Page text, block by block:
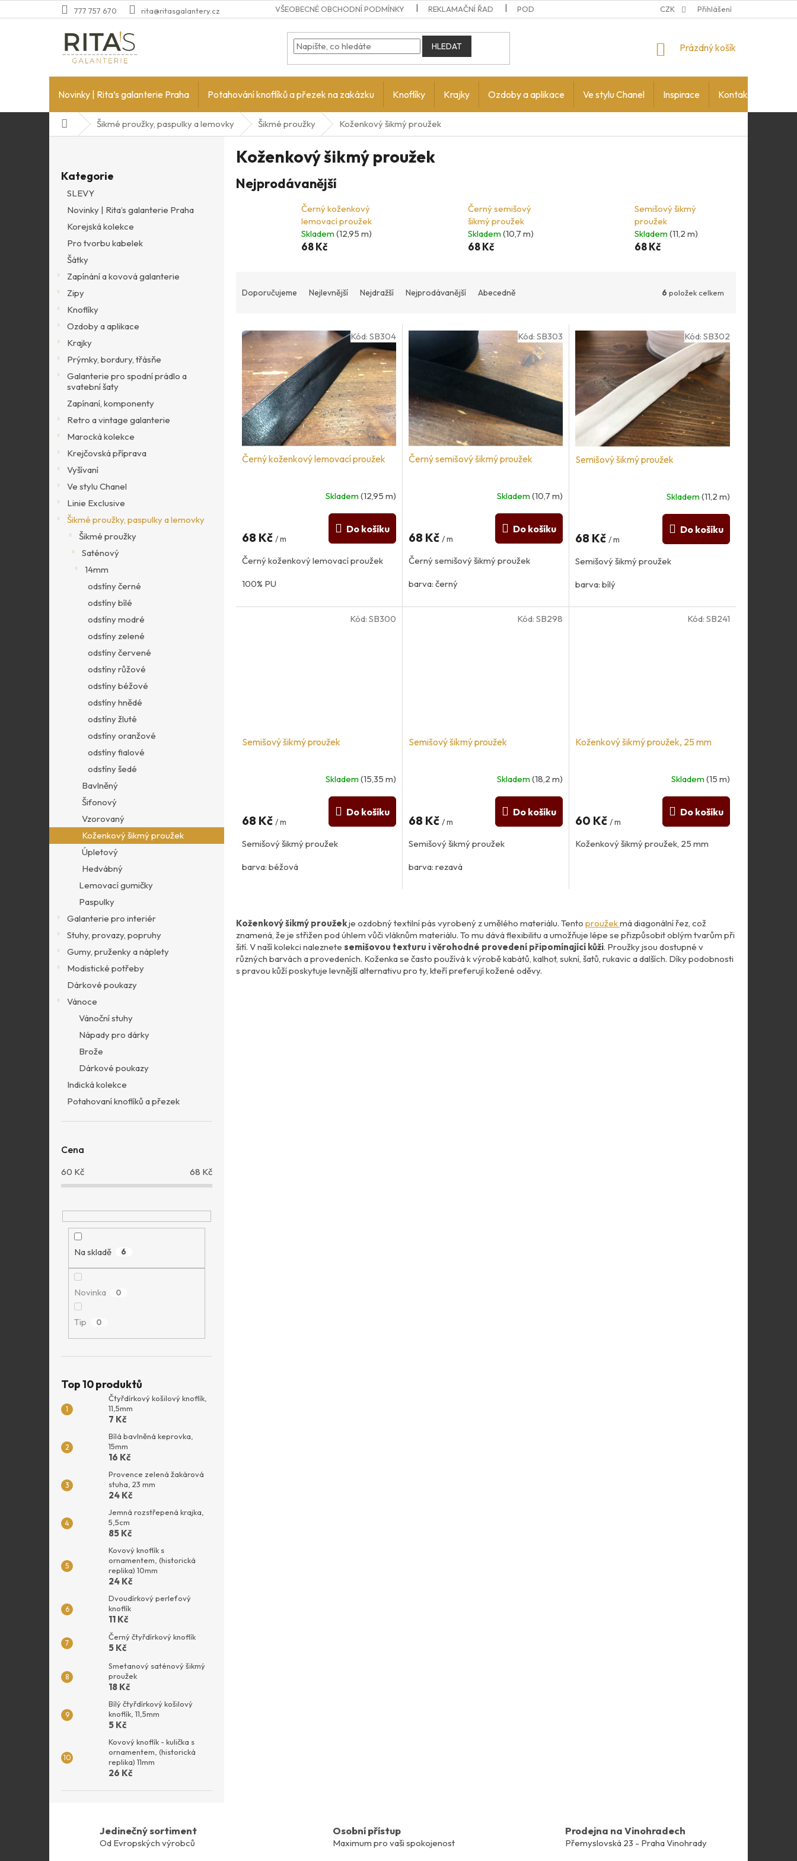
na
777 757 670 rita@ritasgalantery.cz VŠEOBECNÉ OBCHODNÍ PODMÍNKY REKLAMAČNÍ ŘAD PODMÍNKY OCHRANY OSOBNÍCH ÚDAJŮCZK Přihlášení
HLEDAT
NÁKUPNÍ
Prázdný košík
Novinky | Rita’s galanterie Praha Potahování knoflíků a přezek na zakázku Knoflíky Krajky Ozdoby a aplikace Ve stylu Chanel Inspirace Kontakty
DomůŠikmé proužky, paspulky a lemovky Šikmé proužky Koženkový šikmý proužek
kategorie
Kategorie
SLEVY
Novinky | Rita’s galanterie Praha
Korejská kolekce
Pro tvorbu kabelek
Šátky
Zapínání a kovová galanterie
Zipy
Knoflíky
Ozdoby a aplikace
Krajky
Prýmky, bordury, třásňe
Galanterie pro spodní prádlo a
svatební šaty
Zapínaní, komponenty
Retro a vintage galanterie
Marocká kolekce
Krejčovská příprava
Vyšívaní
Ve stylu Chanel
Linie Exclusive
Šikmé proužky, paspulky a lemovky
Šikmé proužky
Saténový
14mm
odstíny černé
odstíny bílé
odstíny modré
odstíny zelené
odstíny červené
odstíny růžové
odstíny béžové
odstíny hnědé
odstíny žluté
odstíny oranžové
odstíny fialové
odstíny šedé
Bavlněný
Šifonový
Vzorovaný
Koženkový šikmý proužek
Úpletový
Hedvábný
Lemovací gumičky
Paspulky
Galanterie pro interiér
Stuhy, provazy, popruhy
Gumy, pruženky a náplety
Modistické potřeby
Dárkové poukazy
Vánoce
Vánoční stuhy
Nápady pro dárky
Brože
Dárkové poukazy
Indická kolekce
Potahovaní knoflíků a přezek
Cena
60 Kč 68 Kč
Na skladě 6
Novinka 0
Tip 0
Top 10 produktů
Čtyřdírkový košilový knoflík,
11,5mm
7 Kč
Bílá bavlněná keprovka,
15mm
16 Kč
Provence zelená žakárová
stuha, 23 mm
24 Kč
Jemná rozstřepená krajka,
5,5cm
85 Kč
Kovový knoflík s
ornamentem, (historická
replika) 10mm
24 Kč
Dvoudírkový perleťový
knoflík
11 Kč
Černý čtyřdírkový knoflík
5 Kč
Smetanový saténový šikmý
proužek
18 Kč
Bílý čtyřdírkový košilový
knoflík, 11,5mm
5 Kč
Kovový knoflík - kulička s
ornamentem, (historická
replika) 11mm
26 Kč
Koženkový šikmý proužek
Nejprodávanější
Černý koženkový
lemovací proužek
Skladem(12,95 m)
68 Kč
Černý semišový
šikmý proužek
Skladem(10,7 m)
68 Kč
Semišový šikmý
proužek
Skladem(11,2 m)
68 Kč
a
n
p
o
d
u
k
ů
Doporučujeme Nejlevnější Nejdražší Nejprodávanější Abecedně 6 položek celkem
V
ý
p
p
o
d
uČerný koženkový lemovací proužek
Skladem(12,95 m)
68 Kč / m
Do košíku
Černý koženkový lemovací proužek
100% PU
Kód: SB304
Černý semišový šikmý proužek
Skladem(10,7 m)
68 Kč / m
Do košíku
Černý semišový šikmý proužek
barva: černý
umělý semiš
Kód: SB303
Semišový šikmý proužek
Skladem(11,2 m)
68 Kč / m
Do košíku
Semišový šikmý proužek
barva: bílý
umělý semiš
Kód: SB302
Semišový šikmý proužek
Skladem(15,35 m)
68 Kč / m
Do košíku
Semišový šikmý proužek
barva: béžová
Kód: SB300
Semišový šikmý proužek
Skladem(18,2 m)
68 Kč / m
Do košíku
Semišový šikmý proužek
barva: rezavá
Kód: SB298
Koženkový šikmý proužek, 25 mm
Skladem(15 m)
60 Kč / m
Do košíku
Koženkový šikmý proužek, 25 mm
Kód: SB241
l
á
d
a
c
Koženkový šikmý proužekje ozdobný textilní pás vyrobený z umělého materiálu. Tento proužekmá diagonální řez, což
znamená, že je střižen pod úhlem vůči vláknům materiálu. To mu dává flexibilitu a umožňuje lépe se přizpůsobit oblým tvarům při
šití. V naší kolekci naleznete semišovou texturu i věrohodné provedení připomínající kůži. Proužky jsou dostupné v
různých barvách a provedeních. Koženka se často používá k výrobě kabátů, kalhot, sukní, šatů, rukavic a dalších. Díky podobnosti
s pravou kůží poskytuje levnější alternativu pro ty, kteří preferují kožené oděvy.
Jedinečný sortiment
Od Evropských výrobců
Osobní přístup
Maximum pro vaši spokojenost
Prodejna na Vinohradech
Přemyslovská 23 - Praha Vinohrady